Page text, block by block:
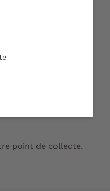
carte bancaire.
point de collecte.